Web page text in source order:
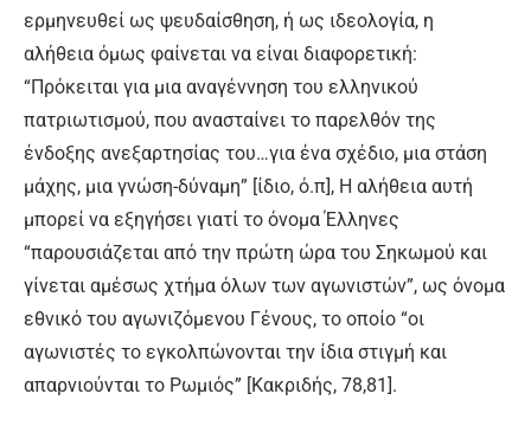
ερμηνευθεί ως ψευδαίσθηση, ή ως ιδεολογία, η
αλήθεια όμως φαίνεται να είναι διαφορετική:
“Πρόκειται για μια αναγέννηση του ελληνικού
πατριωτισμού, που ανασταίνει το παρελθόν της
ένδοξης ανεξαρτησίας του…για ένα σχέδιο, μια στάση
μάχης, μια γνώση-δύναμη” [ίδιο, ό.π], Η αλήθεια αυτή
μπορεί να εξηγήσει γιατί το όνομα Έλληνες
“παρουσιάζεται από την πρώτη ώρα του Σηκωμού και
γίνεται αμέσως χτήμα όλων των αγωνιστών”, ως όνομα
εθνικό του αγωνιζόμενου Γένους, το οποίο “οι
αγωνιστές το εγκολπώνονται την ίδια στιγμή και
απαρνιούνται το Ρωμιός” [Κακριδής, 78,81].